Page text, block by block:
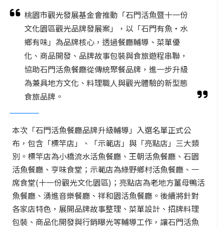
桃園市觀光發展基金會推動「石門活魚暨十一份
文化園區觀光品牌發展案」，以「石門有魚・水
鄉有味」為品牌核心，透過餐廳輔導、菜單優
化、商品開發、品牌故事包裝與食旅遊程串聯，
協助石門活魚餐廳從傳統聚餐品牌，進一步升級
為兼具地方文化、料理職人與觀光體驗的新型態
食旅品牌。
本次「石門活魚餐廳品牌升級輔導」入選名單正式公
布，包含「標竿店」、「示範店」與「亮點店」三大類
別。標竿店為小橋流水活魚餐廳、王朝活魚餐廳、石園
活魚餐廳、亨味食堂；示範店為綠野鄉村活魚餐廳、一
席食堂(十一份觀光文化園區)；亮點店為老地方薑母鴨活
魚餐廳、湧進音樂餐廳、祥和園活魚餐廳。後續將針對
各家店特色，展開品牌故事整理、菜單設計、招牌料理
包裝、商品化開發與行銷曝光等輔導工作，讓石門活魚